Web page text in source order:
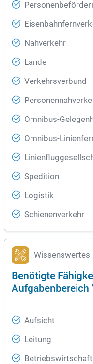
Nahverkehr
Lande
Verkehrsverbund
Omnibus-
Omnibus-
Spedition
Logistik
Schienenverkehr
Wissenswertes
Benötigte
Aufgabenbereich
Aufsicht
Leitung